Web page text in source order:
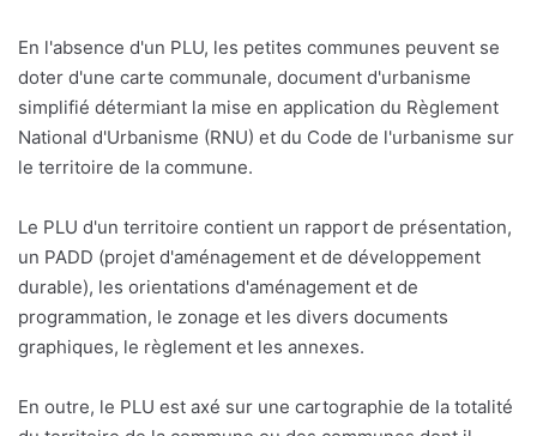
En l'absence d'un PLU, les petites communes peuvent se
doter d'une carte communale, document d'urbanisme
simplifié détermiant la mise en application du Règlement
National d'Urbanisme (RNU) et du Code de l'urbanisme sur
le territoire de la commune.
Le PLU d'un territoire contient un rapport de présentation,
un PADD (projet d'aménagement et de développement
durable), les orientations d'aménagement et de
programmation, le zonage et les divers documents
graphiques, le règlement et les annexes.
En outre, le PLU est axé sur une cartographie de la totalité